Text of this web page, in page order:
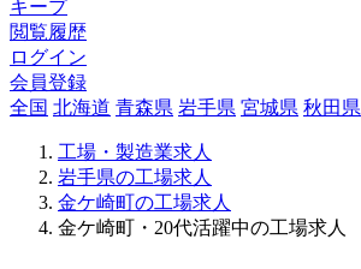
キープ
閲覧履歴
ログイン
会員登録
全国 北海道 青森県 岩手県 宮城県 秋田県
工場・製造業求人
岩手県の工場求人
金ケ崎町の工場求人
金ケ崎町・20代活躍中の工場求人